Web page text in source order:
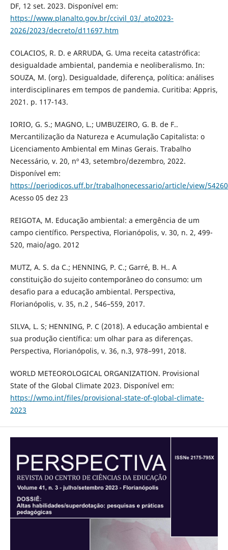
DF, 12 set. 2023. Disponível em:
https://www.planalto.gov.br/ccivil_03/_ato2023-
2026/2023/decreto/d11697.htm
COLACIOS, R. D. e ARRUDA, G. Uma receita catastrófica:
desigualdade ambiental, pandemia e neoliberalismo. In:
SOUZA, M. (org). Desigualdade, diferença, política: análises
interdisciplinares em tempos de pandemia. Curitiba: Appris,
2021. p. 117-143.
IORIO, G. S.; MAGNO, L.; UMBUZEIRO, G. B. de F..
Mercantilização da Natureza e Acumulação Capitalista: o
Licenciamento Ambiental em Minas Gerais. Trabalho
Necessário, v. 20, nº 43, setembro/dezembro, 2022.
Disponível em:
https://periodicos.uff.br/trabalhonecessario/article/view/
Acesso 05 dez 23
REIGOTA, M. Educação ambiental: a emergência de um
campo científico. Perspectiva, Florianópolis, v. 30, n. 2, 499-
520, maio/ago. 2012
MUTZ, A. S. da C.; HENNING, P. C.; Garré, B. H.. A
constituição do sujeito contemporâneo do consumo: um
desafio para a educação ambiental. Perspectiva,
Florianópolis, v. 35, n.2 , 546–559, 2017.
SILVA, L. S; HENNING, P. C (2018). A educação ambiental e
sua produção científica: um olhar para as diferenças.
Perspectiva, Florianópolis, v. 36, n.3, 978–991, 2018.
WORLD METEOROLOGICAL ORGANIZATION. Provisional
State of the Global Climate 2023. Disponível em:
https://wmo.int/files/provisional-state-of-global-climate-
2023